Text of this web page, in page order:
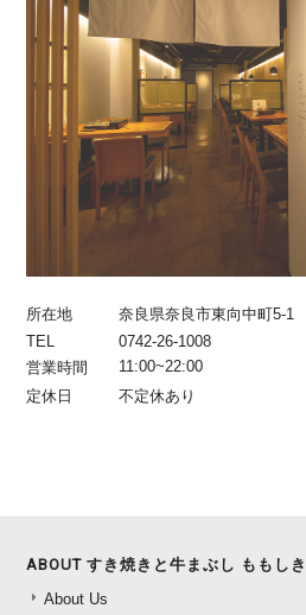
所在地
奈良県奈良市東向中町5-1
TEL
0742-26-1008
営業時間
11:00~22:00
定休日
不定休あり
ABOUT すき焼きと牛まぶし ももしき
About Us